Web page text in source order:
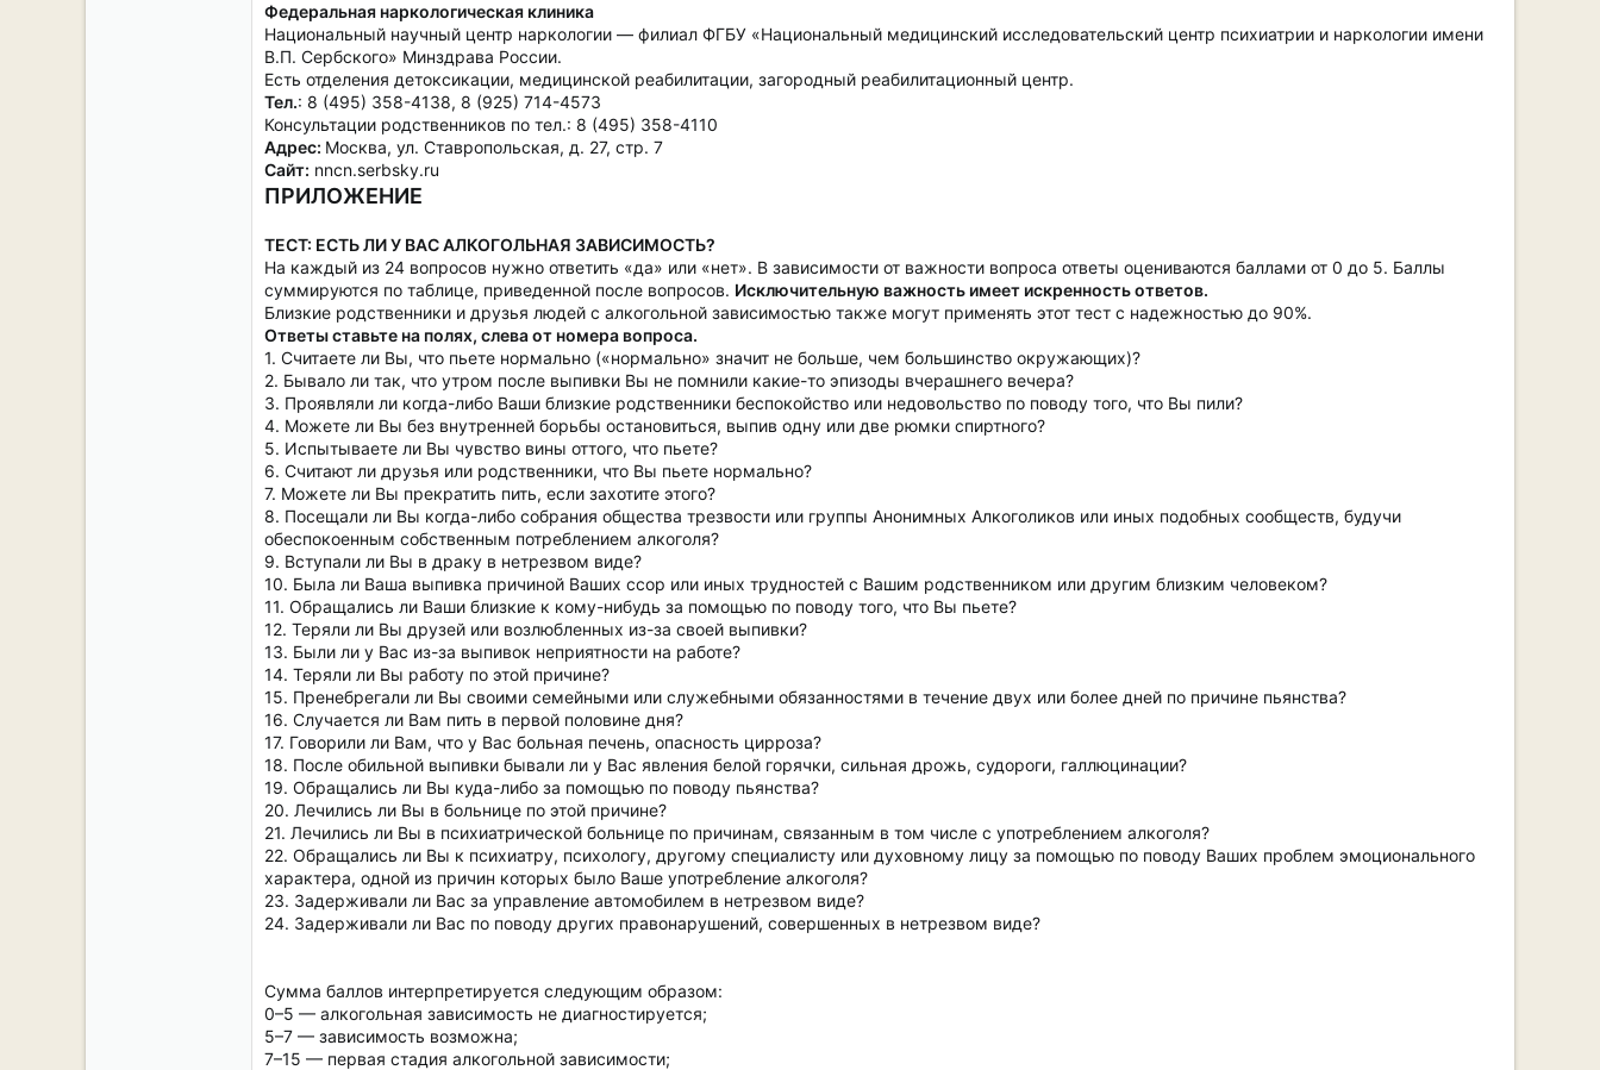
Федеральная наркологическая клиника
Национальный научный центр наркологии — филиал ФГБУ «Национальный медицинский исследовательский центр психиатрии и наркологии имени
В.П. Сербского» Минздрава России.
Есть отделения детоксикации, медицинской реабилитации, загородный реабилитационный центр.
Тел.: 8 (495) 358-4138, 8 (925) 714-4573
Консультации родственников по тел.: 8 (495) 358-4110
Адрес: Москва, ул. Ставропольская, д. 27, стр. 7
Сайт: nncn.serbsky.ru
ПРИЛОЖЕНИЕ
ТЕСТ: ЕСТЬ ЛИ У ВАС АЛКОГОЛЬНАЯ ЗАВИСИМОСТЬ?
На каждый из 24 вопросов нужно ответить «да» или «нет». В зависимости от важности вопроса ответы оцениваются баллами от 0 до 5. Баллы
суммируются по таблице, приведенной после вопросов. Исключительную важность имеет искренность ответов.
Близкие родственники и друзья людей с алкогольной зависимостью также могут применять этот тест с надежностью до 90%.
Ответы ставьте на полях, слева от номера вопроса.
1. Считаете ли Вы, что пьете нормально («нормально» значит не больше, чем большинство окружающих)?
2. Бывало ли так, что утром после выпивки Вы не помнили какие-то эпизоды вчерашнего вечера?
3. Проявляли ли когда-либо Ваши близкие родственники беспокойство или недовольство по поводу того, что Вы пили?
4. Можете ли Вы без внутренней борьбы остановиться, выпив одну или две рюмки спиртного?
5. Испытываете ли Вы чувство вины оттого, что пьете?
6. Считают ли друзья или родственники, что Вы пьете нормально?
7. Можете ли Вы прекратить пить, если захотите этого?
8. Посещали ли Вы когда-либо собрания общества трезвости или группы Анонимных Алкоголиков или иных подобных сообществ, будучи
обеспокоенным собственным потреблением алкоголя?
9. Вступали ли Вы в драку в нетрезвом виде?
10. Была ли Ваша выпивка причиной Ваших ссор или иных трудностей с Вашим родственником или другим близким человеком?
11. Обращались ли Ваши близкие к кому-нибудь за помощью по поводу того, что Вы пьете?
12. Теряли ли Вы друзей или возлюбленных из-за своей выпивки?
13. Были ли у Вас из-за выпивок неприятности на работе?
14. Теряли ли Вы работу по этой причине?
15. Пренебрегали ли Вы своими семейными или служебными обязанностями в течение двух или более дней по причине пьянства?
16. Случается ли Вам пить в первой половине дня?
17. Говорили ли Вам, что у Вас больная печень, опасность цирроза?
18. После обильной выпивки бывали ли у Вас явления белой горячки, сильная дрожь, судороги, галлюцинации?
19. Обращались ли Вы куда-либо за помощью по поводу пьянства?
20. Лечились ли Вы в больнице по этой причине?
21. Лечились ли Вы в психиатрической больнице по причинам, связанным в том числе с употреблением алкоголя?
22. Обращались ли Вы к психиатру, психологу, другому специалисту или духовному лицу за помощью по поводу Ваших проблем эмоционального
характера, одной из причин которых было Ваше употребление алкоголя?
23. Задерживали ли Вас за управление автомобилем в нетрезвом виде?
24. Задерживали ли Вас по поводу других правонарушений, совершенных в нетрезвом виде?
Сумма баллов интерпретируется следующим образом:
0–5 — алкогольная зависимость не диагностируется;
5–7 — зависимость возможна;
7–15 — первая стадия алкогольной зависимости;